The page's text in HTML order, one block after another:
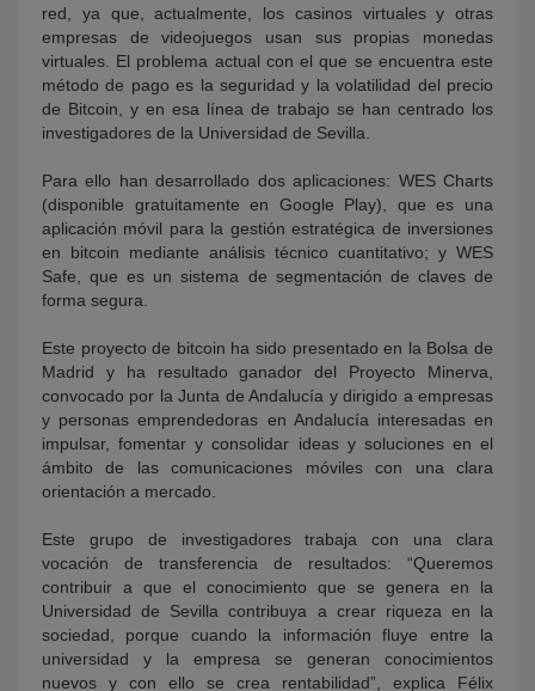
red, ya que, actualmente, los casinos virtuales y otras
empresas de videojuegos usan sus propias monedas
virtuales. El problema actual con el que se encuentra este
método de pago es la seguridad y la volatilidad del precio
de Bitcoin, y en esa línea de trabajo se han centrado los
investigadores de la Universidad de Sevilla.
Para ello han desarrollado dos aplicaciones: WES Charts
(disponible gratuitamente en Google Play), que es una
aplicación móvil para la gestión estratégica de inversiones
en bitcoin mediante análisis técnico cuantitativo; y WES
Safe, que es un sistema de segmentación de claves de
forma segura.
Este proyecto de bitcoin ha sido presentado en la Bolsa de
Madrid y ha resultado ganador del Proyecto Minerva,
convocado por la Junta de Andalucía y dirigido a empresas
y personas emprendedoras en Andalucía interesadas en
impulsar, fomentar y consolidar ideas y soluciones en el
ámbito de las comunicaciones móviles con una clara
orientación a mercado.
Este grupo de investigadores trabaja con una clara
vocación de transferencia de resultados: “Queremos
contribuir a que el conocimiento que se genera en la
Universidad de Sevilla contribuya a crear riqueza en la
sociedad, porque cuando la información fluye entre la
universidad y la empresa se generan conocimientos
nuevos y con ello se crea rentabilidad”, explica Félix